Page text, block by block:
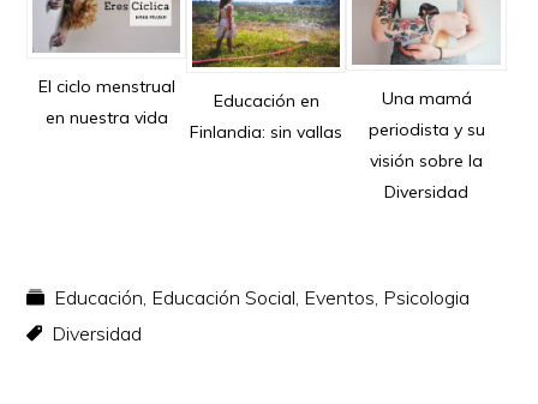
El ciclo menstrual
en nuestra vida
Educación en
Finlandia: sin vallas
Una mamá
periodista y su
visión sobre la
Diversidad
Educación, Educación Social, Eventos, Psicologia
Diversidad